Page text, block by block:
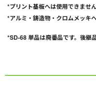
*プリント基板へは使用できません
*アルミ・鋳造物・クロムメッキ
*SD-68 単品は廃番品です。後継